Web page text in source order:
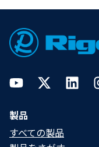
Footer
YouTubeTwitter
製品
すべての製品